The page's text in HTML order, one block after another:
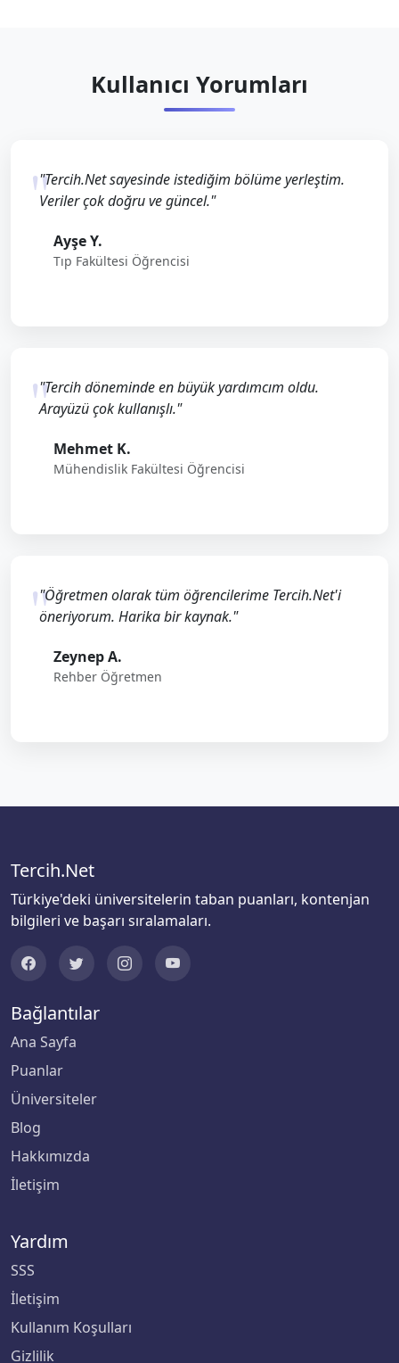
Kullanıcı Yorumları
"Tercih.Net sayesinde istediğim bölüme yerleştim.
Veriler çok doğru ve güncel."
Ayşe Y.
Tıp Fakültesi Öğrencisi
"Tercih döneminde en büyük yardımcım oldu.
Arayüzü çok kullanışlı."
Mehmet K.
Mühendislik Fakültesi Öğrencisi
"Öğretmen olarak tüm öğrencilerime Tercih.Net'i
öneriyorum. Harika bir kaynak."
Zeynep A.
Rehber Öğretmen
Tercih.Net
Türkiye'deki üniversitelerin taban puanları, kontenjan
bilgileri ve başarı sıralamaları.
Bağlantılar
Ana Sayfa
Puanlar
Üniversiteler
Blog
Hakkımızda
İletişim
Yardım
SSS
İletişim
Kullanım Koşulları
Gizlilik